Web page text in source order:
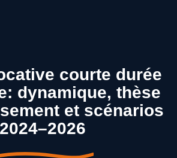
courte durée
dynamique, thèse
et scénarios
2024–2026